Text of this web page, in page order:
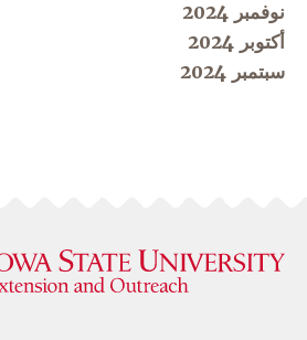
نوفمبر 2024
أكتوبر 2024
سبتمبر 2024